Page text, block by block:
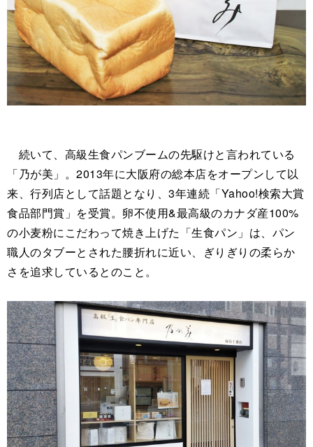
続いて、高級生食パンブームの先駆けと言われている
「乃が美」。2013年に大阪府の総本店をオープンして以
来、行列店として話題となり、3年連続「Yahoo!検索大賞
食品部門賞」を受賞。卵不使用&最高級のカナダ産100%
の小麦粉にこだわって焼き上げた「生食パン」は、パン
職人のタブーとされた腰折れに近い、ぎりぎりの柔らか
さを追求しているとのこと。